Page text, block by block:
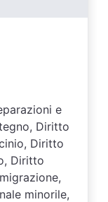
e
Diritto
Diritto
Diritto
minorile,